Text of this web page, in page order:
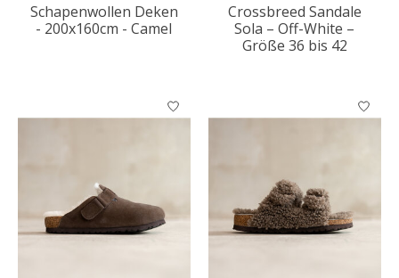
Schapenwollen Deken
- 200x160cm - Camel
Crossbreed Sandale
Sola – Off-White –
Größe 36 bis 42